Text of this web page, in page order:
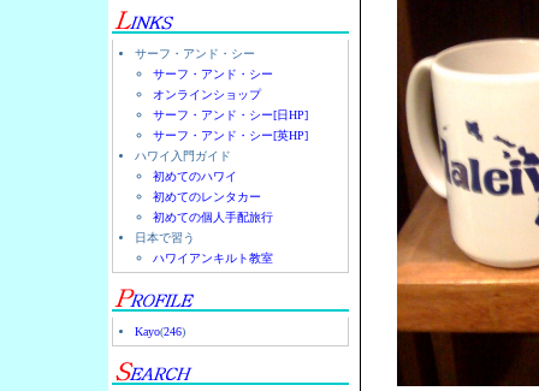
サーフ・アンド・シー
サーフ・アンド・シー
オンラインショップ
サーフ・アンド・シー[日HP]
サーフ・アンド・シー[英HP]
ハワイ入門ガイド
初めてのハワイ
初めてのレンタカー
初めての個人手配旅行
日本で習う
ハワイアンキルト教室
Kayo(246)